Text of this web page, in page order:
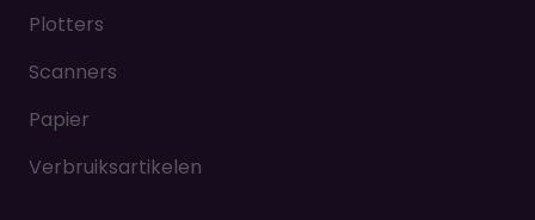
Plotters
Scanners
Papier
Verbruiksartikelen